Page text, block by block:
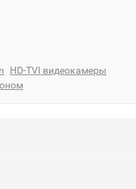
HD-TVI видеокамеры